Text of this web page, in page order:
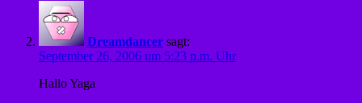
Dreamdancer sagt:
September 26, 2006 um 5:23 p.m. Uhr
Hallo Yaga